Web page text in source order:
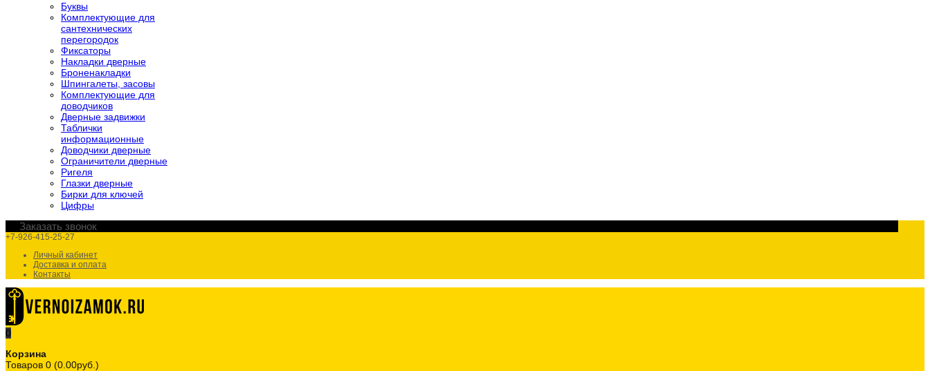
Буквы
Комплектующие для
сантехнических
перегородок
Фиксаторы
Накладки дверные
Броненакладки
Шпингалеты, засовы
Комплектующие для
доводчиков
Дверные задвижки
Таблички
информационные
Доводчики дверные
Ограничители дверные
Ригеля
Глазки дверные
Бирки для ключей
Цифры
Заказать звонок
+7-926-415-25-27
Личный кабинет
Доставка и оплата
Контакты
0
Корзина
Товаров 0 (0.00руб.)